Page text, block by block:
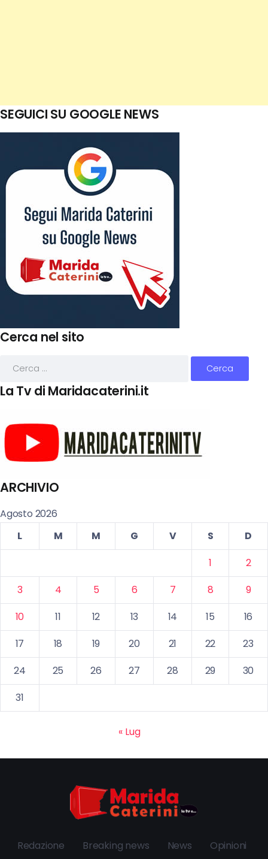
SEGUICI SU GOOGLE NEWS
Cerca nel sito
La Tv di Maridacaterini.it
ARCHIVIO
Agosto 2026
L
M M G V S
D
1
2
3
4 5 6 7 8
9
10
11 12 13 14 15
16
17
18 19 20 21 22
23
24
25 26 27 28 29
30
31
« Lug
Redazione Breaking news News Opinioni